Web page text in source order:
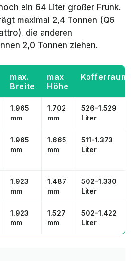
ein 64 Liter großer Frunk.
maximal 2,4 Tonnen (Q6
die anderen
2,0 Tonnen ziehen.
max.
Breite
max.
Höhe
Kofferraum
1.965
mm
1.702
mm
526-1.529
Liter
1.965
mm
1.665
mm
511-1.373
Liter
1.923
mm
1.487
mm
502-1.330
Liter
1.923
mm
1.527
mm
502-1.422
Liter